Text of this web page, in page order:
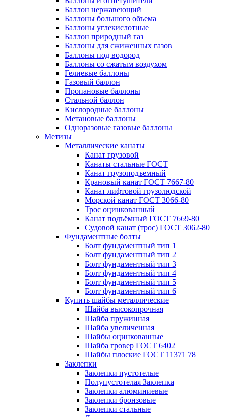
Баллон нержавеющий
Баллоны большого объема
Баллоны углекислотные
Баллон природный газ
Баллоны для сжиженных газов
Баллоны под водород
Баллоны со сжатым воздухом
Гелиевые баллоны
Газовый баллон
Пропановые баллоны
Стальной баллон
Кислородные баллоны
Метановые баллоны
Одноразовые газовые баллоны
Метизы
Металлические канаты
Канат грузовой
Канаты стальные ГОСТ
Канат грузоподъемный
Крановый канат ГОСТ 7667-80
Канат лифтовой грузолюдской
Морской канат ГОСТ 3066-80
Трос оцинкованный
Канат подъёмный ГОСТ 7669-80
Судовой канат (трос) ГОСТ 3062-80
Фундаментные болты
Болт фундаментный тип 1
Болт фундаментный тип 2
Болт фундаментный тип 3
Болт фундаментный тип 4
Болт фундаментный тип 5
Болт фундаментный тип 6
Купить шайбы металлические
Шайба высокопрочная
Шайба пружинная
Шайба увеличенная
Шайбы оцинкованные
Шайба гровер ГОСТ 6402
Шайбы плоские ГОСТ 11371 78
Заклепки
Заклепки пустотелые
Полупустотелая Заклепка
Заклепки алюминиевые
Заклепки бронзовые
Заклепки стальные